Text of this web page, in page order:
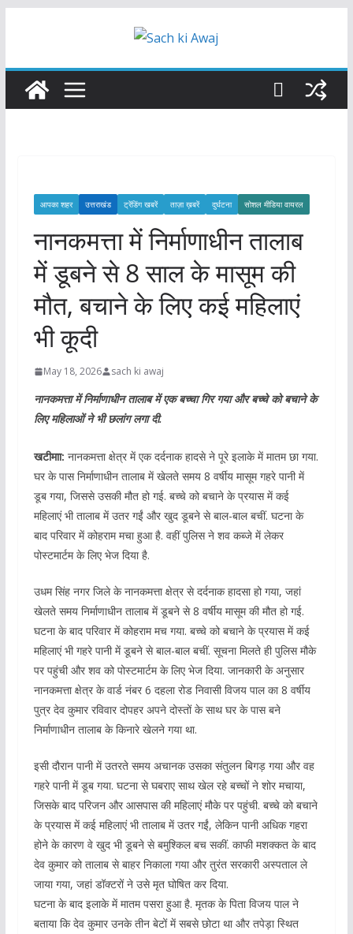
आपका शहर उत्तराखंड ट्रेंडिंग खबरें ताज़ा ख़बरें दुर्घटना सोशल मीडिया वायरल
नानकमत्ता में निर्माणाधीन तालाब
में डूबने से 8 साल के मासूम की
मौत, बचाने के लिए कई महिलाएं
भी कूदी
May 18, 2026 sach ki awaj
नानकमत्ता में निर्माणाधीन तालाब में एक बच्चा गिर गया और बच्चे को बचाने के
लिए महिलाओं ने भी छलांग लगा दी.
खटीमाा: नानकमत्ता क्षेत्र में एक दर्दनाक हादसे ने पूरे इलाके में मातम छा गया.
घर के पास निर्माणाधीन तालाब में खेलते समय 8 वर्षीय मासूम गहरे पानी में
डूब गया, जिससे उसकी मौत हो गई. बच्चे को बचाने के प्रयास में कई
महिलाएं भी तालाब में उतर गईं और खुद डूबने से बाल-बाल बचीं. घटना के
बाद परिवार में कोहराम मचा हुआ है. वहीं पुलिस ने शव कब्जे में लेकर
पोस्टमार्टम के लिए भेज दिया है.
उधम सिंह नगर जिले के नानकमत्ता क्षेत्र से दर्दनाक हादसा हो गया, जहां
खेलते समय निर्माणाधीन तालाब में डूबने से 8 वर्षीय मासूम की मौत हो गई.
घटना के बाद परिवार में कोहराम मच गया. बच्चे को बचाने के प्रयास में कई
महिलाएं भी गहरे पानी में डूबने से बाल-बाल बचीं. सूचना मिलते ही पुलिस मौके
पर पहुंची और शव को पोस्टमार्टम के लिए भेज दिया. जानकारी के अनुसार
नानकमत्ता क्षेत्र के वार्ड नंबर 6 दहला रोड निवासी विजय पाल का 8 वर्षीय
पुत्र देव कुमार रविवार दोपहर अपने दोस्तों के साथ घर के पास बने
निर्माणाधीन तालाब के किनारे खेलने गया था.
इसी दौरान पानी में उतरते समय अचानक उसका संतुलन बिगड़ गया और वह
गहरे पानी में डूब गया. घटना से घबराए साथ खेल रहे बच्चों ने शोर मचाया,
जिसके बाद परिजन और आसपास की महिलाएं मौके पर पहुंची. बच्चे को बचाने
के प्रयास में कई महिलाएं भी तालाब में उतर गईं, लेकिन पानी अधिक गहरा
होने के कारण वे खुद भी डूबने से बमुश्किल बच सकीं. काफी मशक्कत के बाद
देव कुमार को तालाब से बाहर निकाला गया और तुरंत सरकारी अस्पताल ले
जाया गया, जहां डॉक्टरों ने उसे मृत घोषित कर दिया.
घटना के बाद इलाके में मातम पसरा हुआ है. मृतक के पिता विजय पाल ने
बताया कि देव कुमार उनके तीन बेटों में सबसे छोटा था और तपेड़ा स्थित